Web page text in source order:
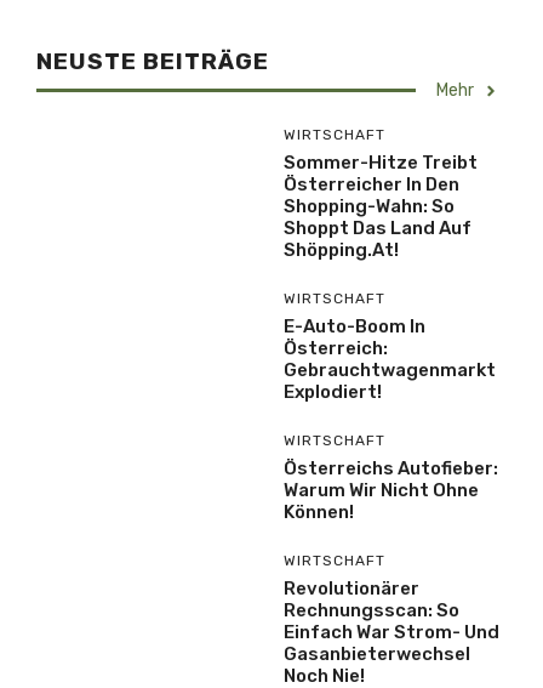
NEUSTE BEITRÄGE
Mehr
WIRTSCHAFT
Sommer-Hitze Treibt
Österreicher In Den
Shopping-Wahn: So
Shoppt Das Land Auf
Shöpping.at!
WIRTSCHAFT
E-Auto-Boom In
Österreich:
Gebrauchtwagenmarkt
Explodiert!
WIRTSCHAFT
Österreichs Autofieber:
Warum Wir Nicht Ohne
Können!
WIRTSCHAFT
Revolutionärer
Rechnungsscan: So
Einfach War Strom- Und
Gasanbieterwechsel
Noch Nie!